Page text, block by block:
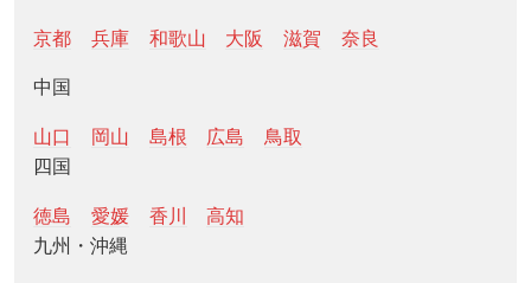
京都 兵庫 和歌山 大阪 滋賀 奈良
中国
山口 岡山 島根 広島
鳥取
四国
徳島 愛媛 香川
高知
九州・沖縄